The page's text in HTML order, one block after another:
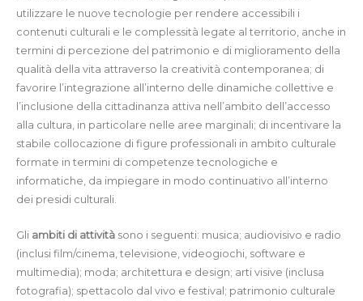
utilizzare le nuove tecnologie per rendere accessibili i
contenuti culturali e le complessità legate al territorio, anche in
termini di percezione del patrimonio e di miglioramento della
qualità della vita attraverso la creatività contemporanea; di
favorire l’integrazione all’interno delle dinamiche collettive e
l’inclusione della cittadinanza attiva nell’ambito dell’accesso
alla cultura, in particolare nelle aree marginali; di incentivare la
stabile collocazione di figure professionali in ambito culturale
formate in termini di competenze tecnologiche e
informatiche, da impiegare in modo continuativo all’interno
dei presidi culturali.
Gli ambiti di attività sono i seguenti: musica; audiovisivo e radio
(inclusi film/cinema, televisione, videogiochi, software e
multimedia); moda; architettura e design; arti visive (inclusa
fotografia); spettacolo dal vivo e festival; patrimonio culturale